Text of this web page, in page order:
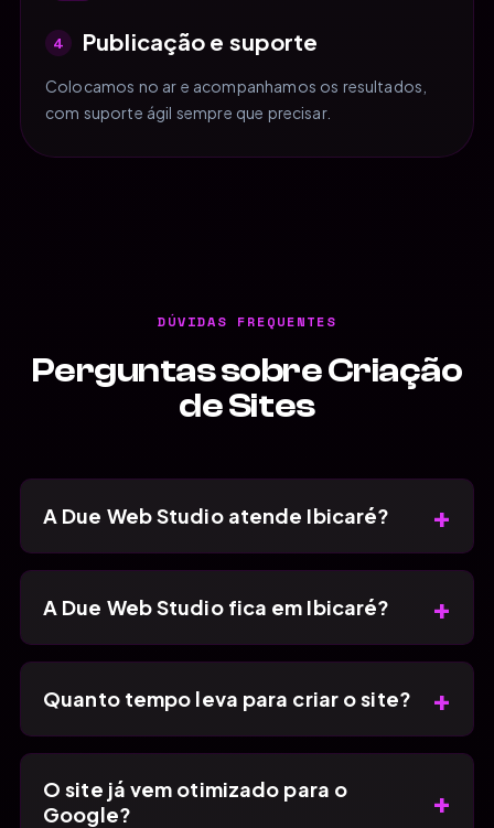
4 Publicação e suporte
Colocamos no ar e acompanhamos os resultados,
com suporte ágil sempre que precisar.
DÚVIDAS FREQUENTES
Perguntas sobre Criação
de Sites
A Due Web Studio atende Ibicaré? +
A Due Web Studio fica em Ibicaré? +
Quanto tempo leva para criar o site? +
O site já vem otimizado para o
Google?
+